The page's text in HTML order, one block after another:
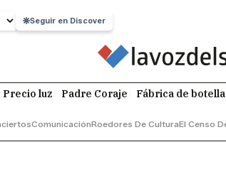
Seguir en Discover
Precio luz Padre Coraje Fábrica de
ComunicaciónRoedores De CulturaEl Censo